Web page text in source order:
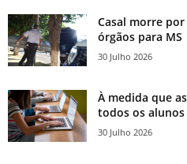
Casal morre
órgãos para MS
30 Julho 2026
À medida que
todos os alunos
30 Julho 2026